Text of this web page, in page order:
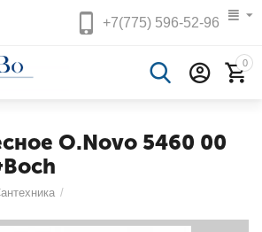
+7(775)596-52-96
0
O.Novo 5460 00
/